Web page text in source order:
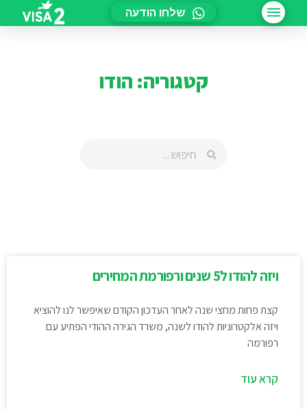
שלחו הודעה
קטגוריה: הודו
ויזה להודו ל5 שנים ורפורמת המחירים
קצת פחות מחצי שנה לאחר העדכון הקודם שאיפשר לנו להוציא
ויזה אלקטרוניות להודו לשנה, משרד הגירה ההודי הפתיע עם
רפורמה
קרא עוד